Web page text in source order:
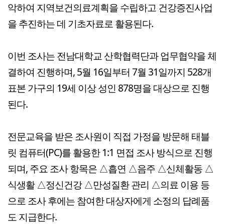
악하여 지역보건의료계획을 수립하고 건강증진사업
을 추진하는 데 기초자료로 활용된다.
이번 조사는 전남대학교 산학협력단과 업무협약을 체
결하여 진행하며, 5월 16일부터 7월 31일까지 528개
표본 가구의 19세 이상 성인 878명을 대상으로 진행
된다.
전문교육을 받은 조사원이 직접 가정을 방문해 태블
릿 컴퓨터(PC)를 활용한 1:1 면접 조사 방식으로 진행
되며, 주요 조사 항목은 △흡연 △음주 △신체활동 △
식생활 △정신건강 △만성질환 관리 △의료 이용 등
으로 조사 후에는 참여한 대상자에게 소정의 답례품
도 지급한다.